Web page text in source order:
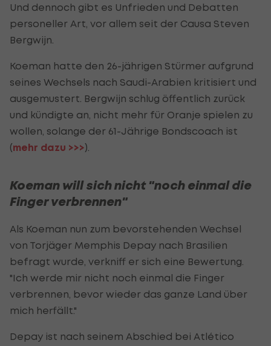
Und dennoch gibt es Unfrieden und Debatten
personeller Art, vor allem seit der Causa Steven
Bergwijn.
Koeman hatte den 26-jährigen Stürmer aufgrund
seines Wechsels nach Saudi-Arabien kritisiert und
ausgemustert. Bergwijn schlug öffentlich zurück
und kündigte an, nicht mehr für Oranje spielen zu
wollen, solange der 61-Jährige Bondscoach ist
(mehr dazu >>>).
Koeman will sich nicht "noch einmal die
Finger verbrennen"
Als Koeman nun zum bevorstehenden Wechsel
von Torjäger Memphis Depay nach Brasilien
befragt wurde, verkniff er sich eine Bewertung.
"Ich werde mir nicht noch einmal die Finger
verbrennen, bevor wieder das ganze Land über
mich herfällt."
Depay ist nach seinem Abschied bei Atlético